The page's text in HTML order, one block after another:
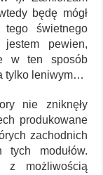
będę mógł
świetnego
pewien,
w ten sposób
tylko leniwym…
nie zniknęły
produkowane
zachodnich
modułów.
z możliwością